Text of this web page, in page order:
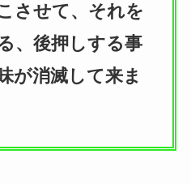
させて、それを
、後押しする事
が消滅して来ま